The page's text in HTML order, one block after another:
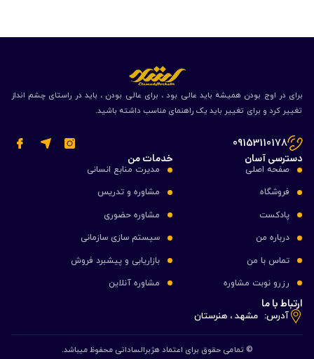
برای در اوج بودن همیشه باید عالی بود ، برای عالی بودن ، باید در راستای چشم انداز
تغییر کرد و برای تغییر باید یک راهنمای مناسب داشته باشید.
09153110178
دسترسی آسان
صفحه اصلی
فروشگاه
پادکست
درباره من
تماس با من
رزرو نوبت مشاوره
خدمات من
مدیرت منابع انسانی
مشاوره و تدریس
مشاوره حضوری
سیستم سازی سازمانی
بازاریابی و پیشبرد فروش
مشاوره آنلاین
ارتباط با ما
آدرس: مشهد ، هنرستان
© تمامی حقوق برای اعتماد هژبرالساداتی محفوظ میباشد.